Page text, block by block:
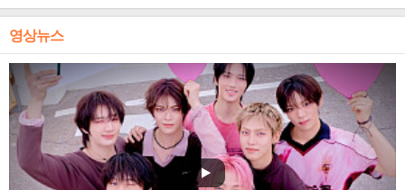
영상뉴스